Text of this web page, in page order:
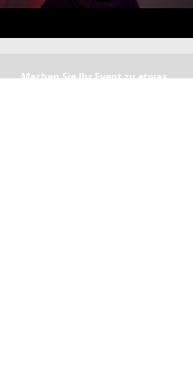
Machen Sie Ihr Event zu etwas